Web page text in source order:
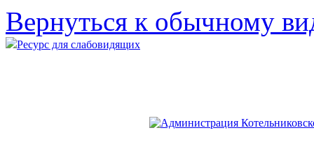
Вернуться к обычному
Ресурс для слабовидящих